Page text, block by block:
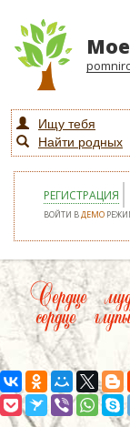
Ищу тебя
Найти родных
РЕГИСТРАЦИЯ
ВОЙТИ ВДЕМО
Сердце
сердце